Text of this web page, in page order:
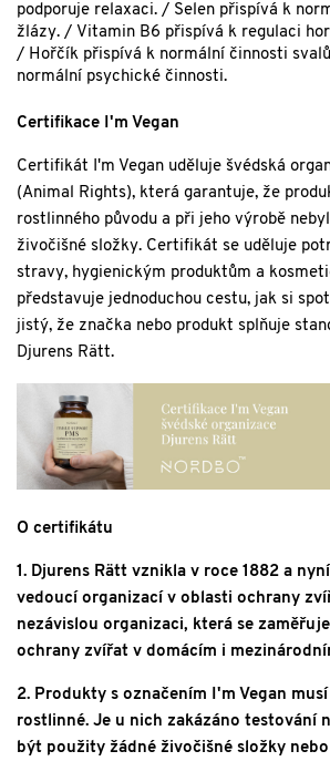
podporuje relaxaci. / Selen přispívá k
žlázy. / Vitamin B6 přispívá k regulaci
/ Hořčík přispívá k normální činnosti
normální psychické činnosti.
Certifikace I'm Vegan
Certifikát I'm Vegan uděluje švédská
(Animal Rights), která garantuje, že
rostlinného původu a při jeho výrobě
živočišné složky. Certifikát se uděluje
stravy, hygienickým produktům a
představuje jednoduchou cestu, jak si
jistý, že značka nebo produkt splňuje
Djurens Rätt.
O certifikátu
1. Djurens Rätt vznikla v roce 1882 a
vedoucí organizací v oblasti ochrany
nezávislou organizaci, která se
ochrany zvířat v domácím i
2. Produkty s označením I'm Vegan
rostlinné. Je u nich zakázáno testování
být použity žádné živočišné složky